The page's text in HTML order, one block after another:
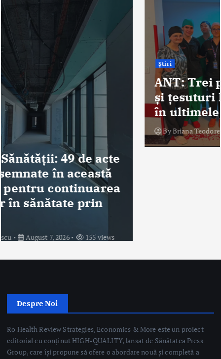
ANT: Trei prelevări de organe
și țesuturi la Bistrița și Oradea
în ultimele 48 de ore
ByBriana Teodorescu 268 views
Ro Health Review Strategies, Economics & More este un proiect
Sănătatea Press Group
Trimite email